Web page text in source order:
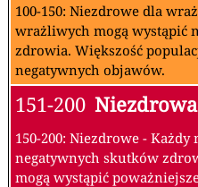
100-150: Niezdrowe dla
wrażliwych mogą wystąpić
zdrowia. Większość
negatywnych objawów.
151-200 Niezdrowa
150-200: Niezdrowe - Każdy
negatywnych skutków
mogą wystąpić